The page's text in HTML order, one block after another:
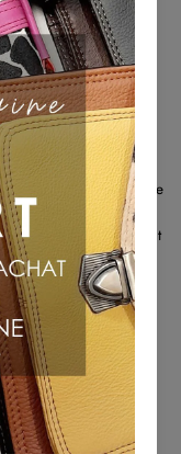
ABOUT
avec un savoir-faire
l'originalité,
Certains remarquent